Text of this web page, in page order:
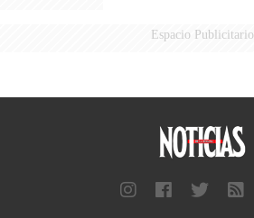
Espacio Publicitario